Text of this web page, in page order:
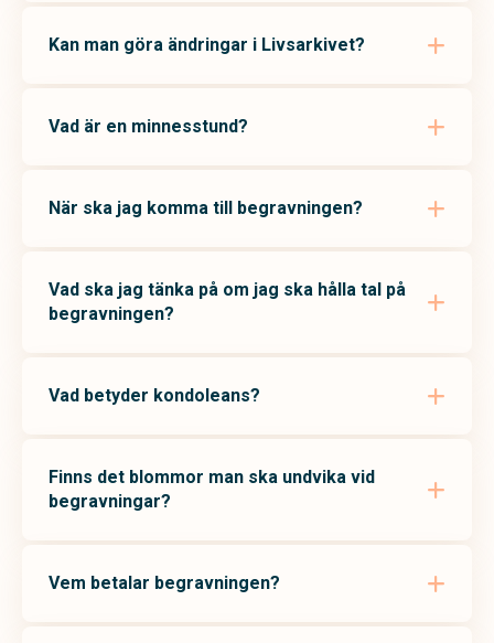
Kan man göra ändringar i Livsarkivet?
Vad är en minnesstund?
När ska jag komma till begravningen?
Vad ska jag tänka på om jag ska hålla tal på
begravningen?
Vad betyder kondoleans?
Finns det blommor man ska undvika vid
begravningar?
Vem betalar begravningen?